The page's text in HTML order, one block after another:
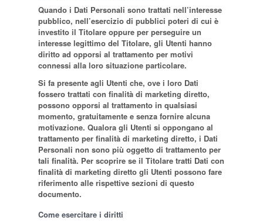
Quando i Dati Personali sono trattati nell’interesse
pubblico, nell’esercizio di pubblici poteri di cui è
investito il Titolare oppure per perseguire un
interesse legittimo del Titolare, gli Utenti hanno
diritto ad opporsi al trattamento per motivi
connessi alla loro situazione particolare.
Si fa presente agli Utenti che, ove i loro Dati
fossero trattati con finalità di marketing diretto,
possono opporsi al trattamento in qualsiasi
momento, gratuitamente e senza fornire alcuna
motivazione. Qualora gli Utenti si oppongano al
trattamento per finalità di marketing diretto, i Dati
Personali non sono più oggetto di trattamento per
tali finalità. Per scoprire se il Titolare tratti Dati con
finalità di marketing diretto gli Utenti possono fare
riferimento alle rispettive sezioni di questo
documento.
Come esercitare i diritti